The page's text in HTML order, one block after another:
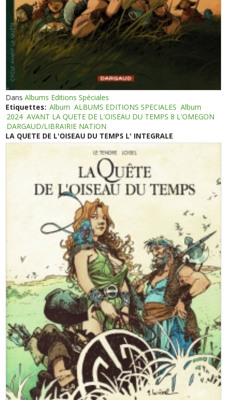
DansAlbums Editions Spéciales
Etiquettes: Album ALBUMS EDITIONS SPECIALES Album
2024 AVANT LA QUETE DE L'OISEAU DU TEMPS 8 L'OMEGON
DARGAUD/LIBRAIRIE NATION
LA QUETE DE L'OISEAU DU TEMPS L' INTEGRALE